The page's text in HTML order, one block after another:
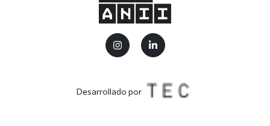
Desarrollado por